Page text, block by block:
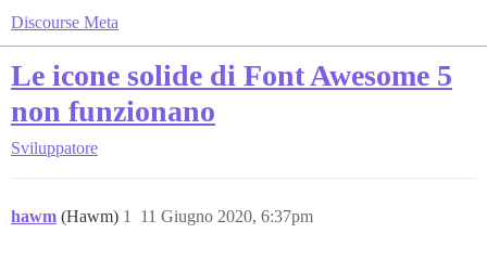
Discourse Meta
Le icone solide di Font Awesome 5
non funzionano
Sviluppatore
hawm (Hawm) 11 Giugno 2020, 6:37pm
1